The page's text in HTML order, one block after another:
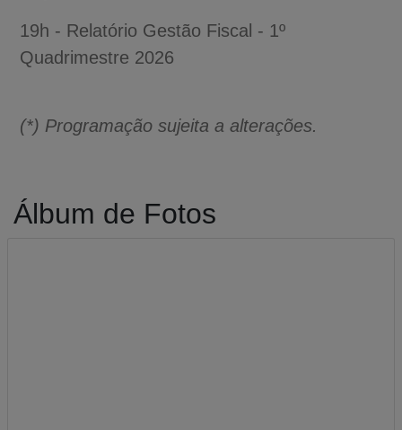
19h - Relatório Gestão Fiscal - 1º
Quadrimestre 2026
(*) Programação sujeita a alterações.
Álbum de Fotos